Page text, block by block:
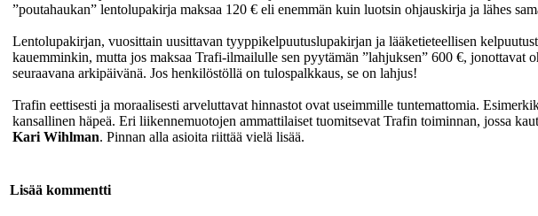
”poutahaukan” lentolupakirja maksaa 120 € eli enemmän kuin luotsin ohjauskirja ja lähes
Lentolupakirjan, vuosittain uusittavan tyyppikelpuutuslupakirjan ja lääketieteellisen
kauemminkin, mutta jos maksaa Trafi-ilmailulle sen pyytämän ”lahjuksen” 600 €, jonottavat
seuraavana arkipäivänä. Jos henkilöstöllä on tulospalkkaus, se on lahjus!
Trafin eettisesti ja moraalisesti arveluttavat hinnastot ovat useimmille tuntemattomia.
kansallinen häpeä. Eri liikennemuotojen ammattilaiset tuomitsevat Trafin toiminnan, jossa
Kari Wihlman. Pinnan alla asioita riittää vielä lisää.
Lisää kommentti